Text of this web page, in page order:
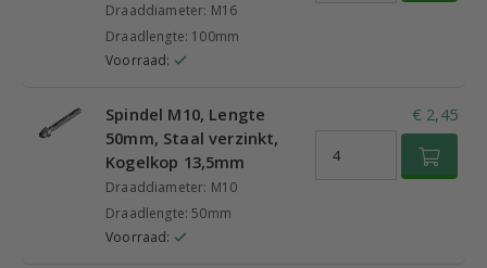
Draaddiameter: M16
Draadlengte: 100mm
Voorraad:
Spindel M10, Lengte
50mm, Staal verzinkt,
Kogelkop 13,5mm
Draaddiameter: M10
Draadlengte: 50mm
Voorraad:
€ 2,45